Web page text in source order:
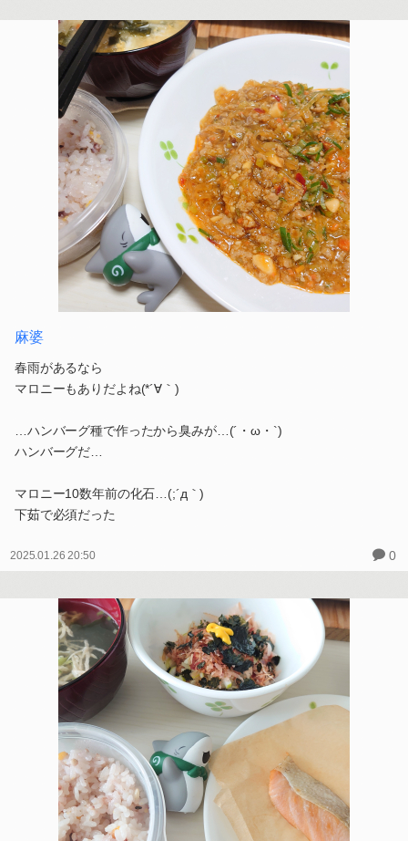
麻婆
春雨があるなら
マロニーもありだよね(*´∀｀)
…ハンバーグ種で作ったから臭みが…(´・ω・`)
ハンバーグだ…
マロニー10数年前の化石…(;´д｀)
下茹で必須だった
2025.01.26 20:50 0